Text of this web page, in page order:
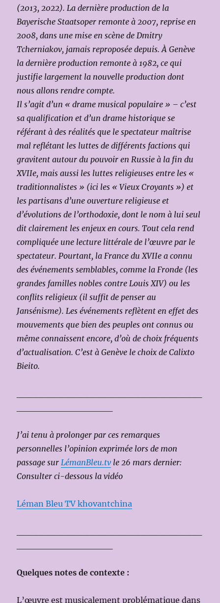
(2013, 2022). La dernière production de la
Bayerische Staatsoper remonte à 2007, reprise en
2008, dans une mise en scène de Dmitry
Tcherniakov, jamais reproposée depuis. À Genève
la dernière production remonte à 1982, ce qui
justifie largement la nouvelle production dont
nous allons rendre compte.
Il s’agit d’un « drame musical populaire » – c’est
sa qualification et d’un drame historique se
référant à des réalités que le spectateur maîtrise
mal reflétant les luttes de différents factions qui
gravitent autour du pouvoir en Russie à la fin du
XVIIe, mais aussi les luttes religieuses entre les «
traditionnalistes » (ici les « Vieux Croyants ») et
les partisans d’une ouverture religieuse et
d’évolutions de l’orthodoxie, dont le nom à lui seul
dit clairement les enjeux en cours. Tout cela rend
compliquée une lecture littérale de l’œuvre par le
spectateur. Pourtant, la France du XVIIe a connu
des événements semblables, comme la Fronde (les
grandes familles nobles contre Louis XIV) ou les
conflits religieux (il suffit de penser au
Jansénisme). Les événements reflètent en effet des
mouvements que bien des peuples ont connus ou
même connaissent encore, d’où de choix fréquents
d’actualisation. C’est à Genève le choix de Calixto
Bieito.
J’ai tenu à prolonger par ces remarques
personnelles l’opinion exprimée lors de mon
passage surLémanBleu.tv le 26 mars dernier:
Consulter ci-dessous la vidéo
Léman Bleu TV khovantchina
Quelques notes de contexte :
L’œuvre est musicalement problématique dans